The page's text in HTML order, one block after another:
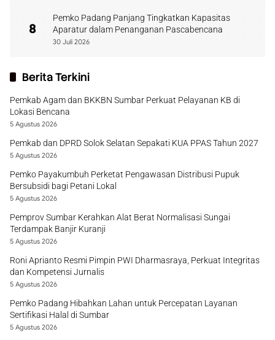
8
Pemko Padang Panjang Tingkatkan Kapasitas
Aparatur dalam Penanganan Pascabencana
30 Juli 2026
Berita Terkini
Pemkab Agam dan BKKBN Sumbar Perkuat Pelayanan KB di
Lokasi Bencana
5 Agustus 2026
Pemkab dan DPRD Solok Selatan Sepakati KUA PPAS Tahun 2027
5 Agustus 2026
Pemko Payakumbuh Perketat Pengawasan Distribusi Pupuk
Bersubsidi bagi Petani Lokal
5 Agustus 2026
Pemprov Sumbar Kerahkan Alat Berat Normalisasi Sungai
Terdampak Banjir Kuranji
5 Agustus 2026
Roni Aprianto Resmi Pimpin PWI Dharmasraya, Perkuat Integritas
dan Kompetensi Jurnalis
5 Agustus 2026
Pemko Padang Hibahkan Lahan untuk Percepatan Layanan
Sertifikasi Halal di Sumbar
5 Agustus 2026